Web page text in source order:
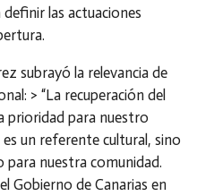
las actuaciones
subrayó la relevancia de
> “La recuperación del
prioridad para nuestro
un referente cultural, sino
nuestra comunidad.
Gobierno de Canarias en